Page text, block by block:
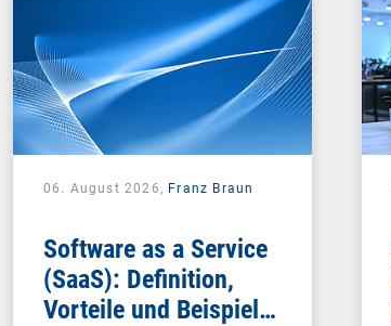
06. August 2026, Franz Braun
Software as a Service
(SaaS): Definition,
Vorteile und Beispiele